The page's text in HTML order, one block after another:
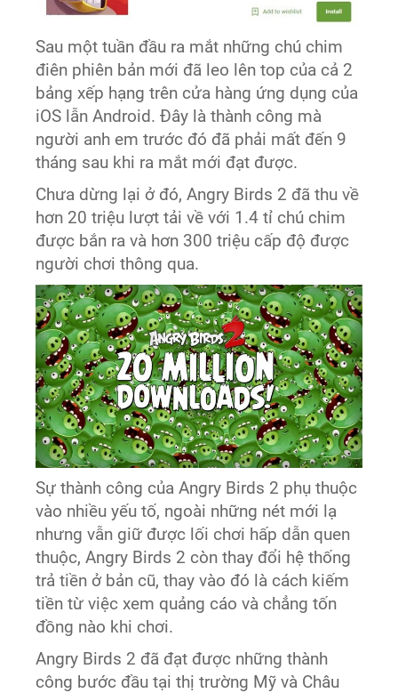
Sau một tuần đầu ra mắt những chú chim
điên phiên bản mới đã leo lên top của cả 2
bảng xếp hạng trên cửa hàng ứng dụng của
iOS lẫn Android. Đây là thành công mà
người anh em trước đó đã phải mất đến 9
tháng sau khi ra mắt mới đạt được.
Chưa dừng lại ở đó, Angry Birds 2 đã thu về
hơn 20 triệu lượt tải về với 1.4 tỉ chú chim
được bắn ra và hơn 300 triệu cấp độ được
người chơi thông qua.
Sự thành công của Angry Birds 2 phụ thuộc
vào nhiều yếu tố, ngoài những nét mới lạ
nhưng vẫn giữ được lối chơi hấp dẫn quen
thuộc, Angry Birds 2 còn thay đổi hệ thống
trả tiền ở bản cũ, thay vào đó là cách kiếm
tiền từ việc xem quảng cáo và chẳng tốn
đồng nào khi chơi.
Angry Birds 2 đã đạt được những thành
công bước đầu tại thị trường Mỹ và Châu